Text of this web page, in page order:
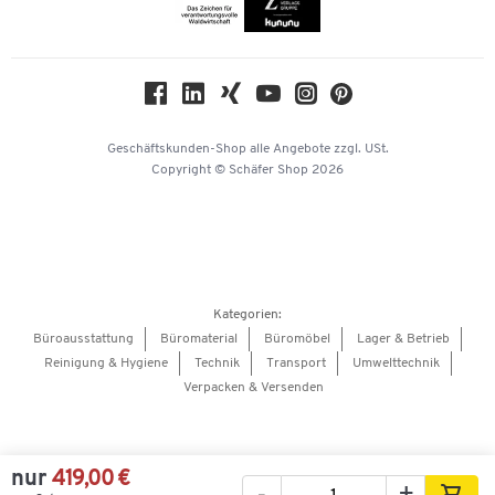
nur 419,00 €
KinderHerz Zukunftsfonds
Barrierefreiheitserklärung
Onlinebewerbung Lieferant
Geschäftskunden-Shop alle Angebote zzgl. USt.
Copyright © Schäfer Shop 2026
Kategorien:
Büroausstattung
Büromaterial Büromöbel
Lager & Betrieb
Reinigung & Hygiene
Technik Transport
Umwelttechnik
Verpacken & Versenden